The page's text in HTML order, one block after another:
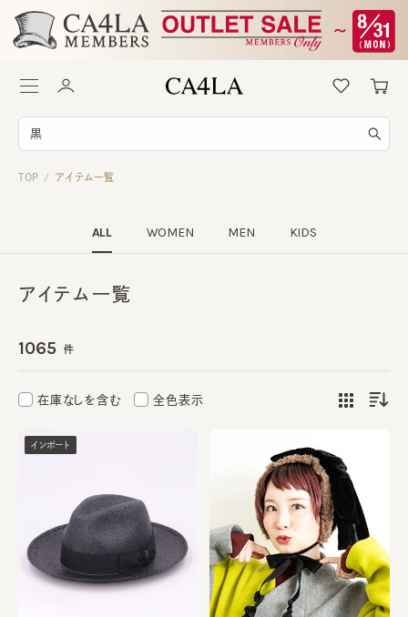
TOP / アイテム一覧
ALL WOMEN MEN KIDS
アイテム一覧
1065 件
在庫なしを含む 全色表示
インポート